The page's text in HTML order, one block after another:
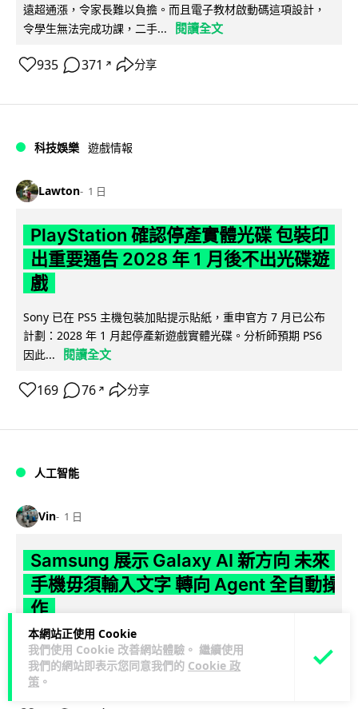
本網站正使用 Cookie
我們使用 Cookie 改善網站體驗。 繼續使用
我們的網站即表示您同意我們的 Cookie 政
策 。
遠超通漲，令家長難以負擔。而且電子教材啟動碼這項設計，
令學生無法完成功課，二手...
閱讀全文
935 371 ↗ 分享
科技娛樂 遊戲情報
Lawton 1 日
PlayStation 確認停產實體光碟 包裝印
出重要通告 2028 年 1 月後不出光碟遊
戲
Sony 已在 PS5 主機包裝加貼提示貼紙，重申官方 7 月已公布
計劃：2028 年 1 月起停產新遊戲實體光碟。分析師預期 PS6
因此...
閱讀全文
169 76 ↗ 分享
人工智能
Vin 1 日
Samsung 展示 Galaxy AI 新方向 未來
手機毋須輸入文字 轉向 Agent 全自動操
作
Samsung 電子 MX 部門顧客體驗辦公室主管兼副總裁 Jay Kim
表示，品牌正推動 Galaxy AI 邁向全自動化 Agent...
閱讀全
文